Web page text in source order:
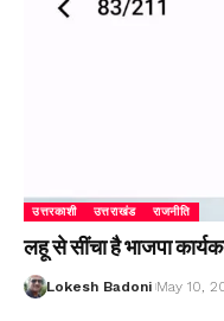
उत्तरकाशी उत्तराखंड राजनीति
लहू से सींचा है भाजपा
Lokesh Badoni May 10,